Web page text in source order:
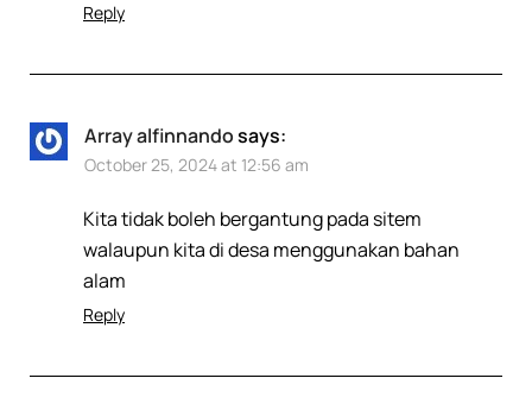
Reply
Array alfinnandosays:
October 25, 2024 at 12:56 am
Kita tidak boleh bergantung pada sitem
walaupun kita di desa menggunakan bahan
alam
Reply